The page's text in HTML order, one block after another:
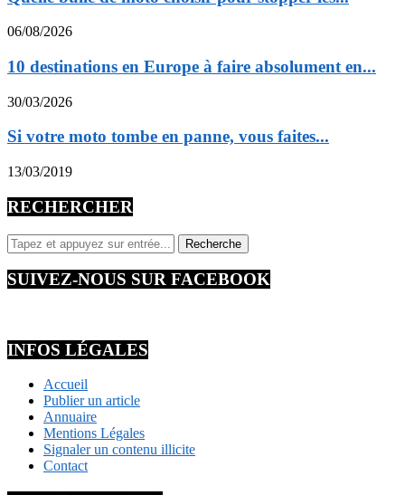
06/08/2026
10 destinations en Europe à faire absolument en...
30/03/2026
Si votre moto tombe en panne, vous faites...
13/03/2019
RECHERCHER
SUIVEZ-NOUS SUR FACEBOOK
INFOS LÉGALES
Accueil
Publier un article
Annuaire
Mentions Légales
Signaler un contenu illicite
Contact